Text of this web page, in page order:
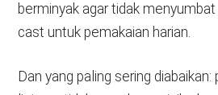
berminyak agar tidak
cast untuk pemakaian harian.
Dan yang paling sering